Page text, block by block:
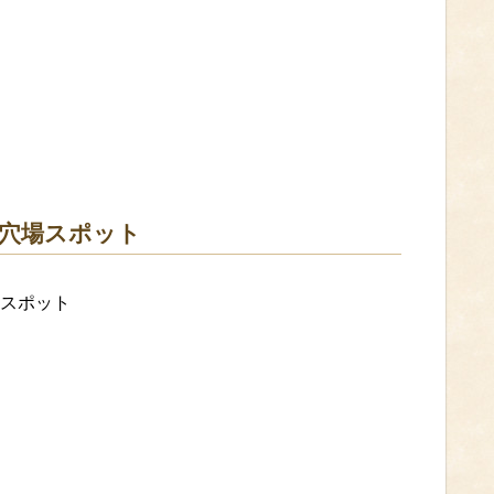
場スポット
ポット